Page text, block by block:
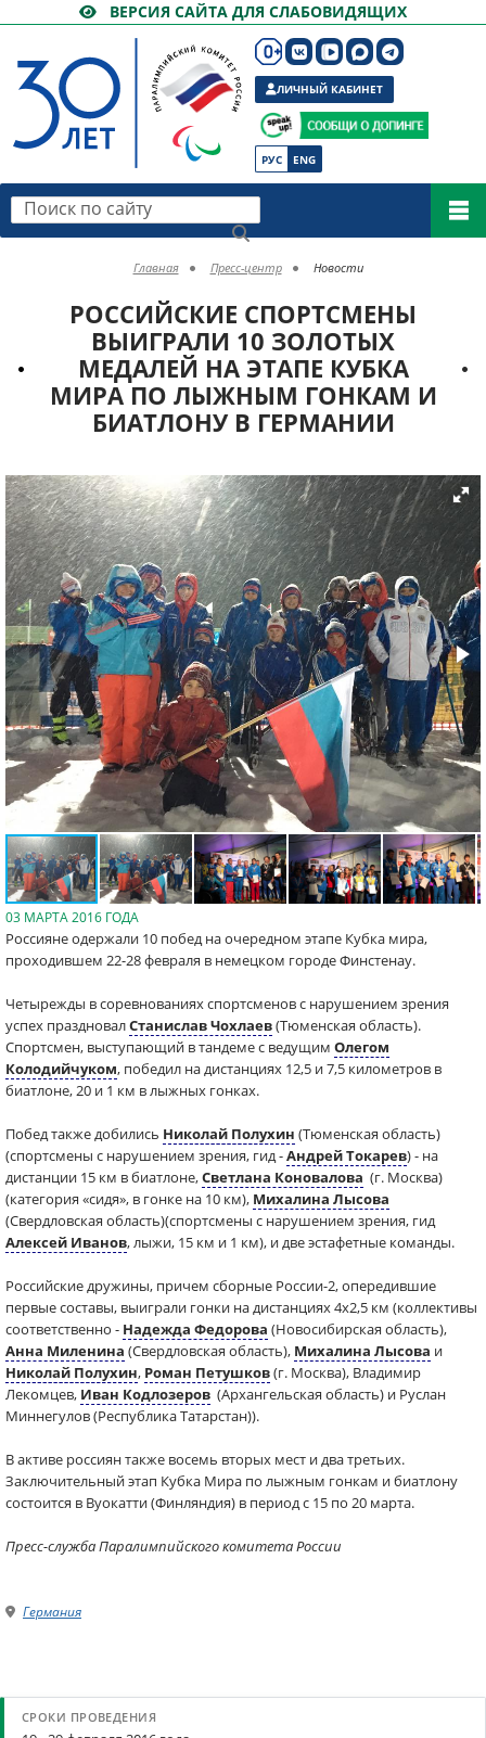
ВЕРСИЯ САЙТА ДЛЯ СЛАБОВИДЯЩИХ
РУС ENG
ЛИЧНЫЙ КАБИНЕТ
Поиск по сайту
Главная Пресс-центр Новости
РОССИЙСКИЕ СПОРТСМЕНЫ
ВЫИГРАЛИ 10 ЗОЛОТЫХ
МЕДАЛЕЙ НА ЭТАПЕ КУБКА
МИРА ПО ЛЫЖНЫМ ГОНКАМ И
БИАТЛОНУ В ГЕРМАНИИ
03 МАРТА 2016 ГОДА
Россияне одержали 10 побед на очередном этапе Кубка мира,
проходившем 22-28 февраля в немецком городе Финстенау.
Четырежды в соревнованиях спортсменов с нарушением зрения
успех праздновалСтанислав Чохлаев(Тюменская область).
Спортсмен, выступающий в тандеме с ведущим Олегом
Колодийчуком, победил на дистанциях 12,5 и 7,5 километров в
биатлоне, 20 и 1 км в лыжных гонках.
Побед также добились Николай Полухин (Тюменская область)
(спортсмены с нарушением зрения, гид -Андрей Токарев) - на
дистанции 15 км в биатлоне,Светлана Коновалова (г. Москва)
(категория «сидя», в гонке на 10 км), Михалина Лысова
(Свердловская область)(спортсмены с нарушением зрения, гид
Алексей Иванов, лыжи, 15 км и 1 км), и две эстафетные команды.
Российские дружины, причем сборные России-2, опередившие
первые составы, выиграли гонки на дистанциях 4х2,5 км (коллективы
соответственно - Надежда Федорова (Новосибирская область),
Анна Миленина (Свердловская область), Михалина Лысова и
Николай Полухин, Роман Петушков(г. Москва), Владимир
Лекомцев, Иван Кодлозеров (Архангельская область) и Руслан
Миннегулов (Республика Татарстан)).
В активе россиян также восемь вторых мест и два третьих.
Заключительный этап Кубка Мира по лыжным гонкам и биатлону
состоится в Вуокатти (Финляндия) в период с 15 по 20 марта.
Пресс-служба Паралимпийского комитета России
Германия